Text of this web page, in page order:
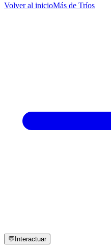
Volver al inicioMás de Tríos
💬Interactuar